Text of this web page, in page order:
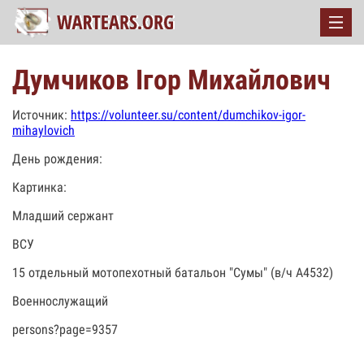
Думчиков Ігор Михайлович
Источник: https://volunteer.su/content/dumchikov-igor-
mihaylovich
День рождения:
Картинка:
Младший сержант
ВСУ
15 отдельный мотопехотный батальон "Сумы" (в/ч А4532)
Военнослужащий
persons?page=9357